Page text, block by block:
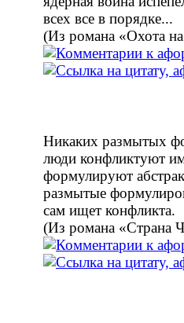
всех все в порядке...
(Из романа «Охота
Никаких размытых
люди конфликтуют
формулируют
размытые
сам ищет конфликта.
(Из романа «Страна